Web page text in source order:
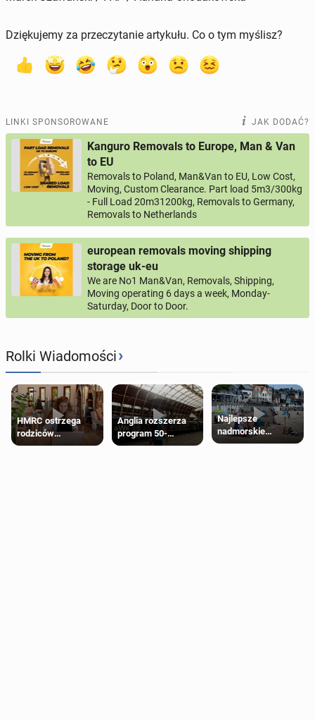
Dziękujemy za przeczytanie artykułu. Co o tym myślisz?
LINKI SPONSOROWANE JAK DODAĆ?
Kanguro Removals to Europe, Man & Van
to EU
Removals to Poland, Man&Van to EU, Low Cost,
Moving, Custom Clearance. Part load 5m3/300kg
- Full Load 20m31200kg, Removals to Germany,
Removals to Netherlands
european removals moving shipping
storage uk-eu
We are No1 Man&Van, Removals, Shipping,
Moving operating 6 days a week, Monday-
Saturday, Door to Door.
Rolki Wiadomości›
HMRC ostrzega
rodziców
pobierających Child
Anglia rozszerza
program 50-
procentowych
Najlepsze
nadmorskie
miasteczko blisko